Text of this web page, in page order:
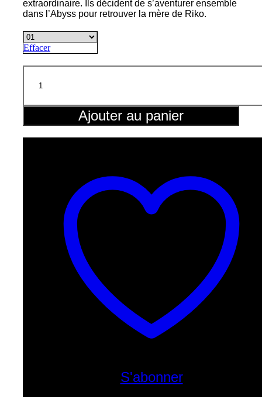
extraordinaire. Ils décident de s’aventurer ensemble
dans l’Abyss pour retrouver la mère de Riko.
Effacer
quantité
Made
Ajouter au panier
S'abonner